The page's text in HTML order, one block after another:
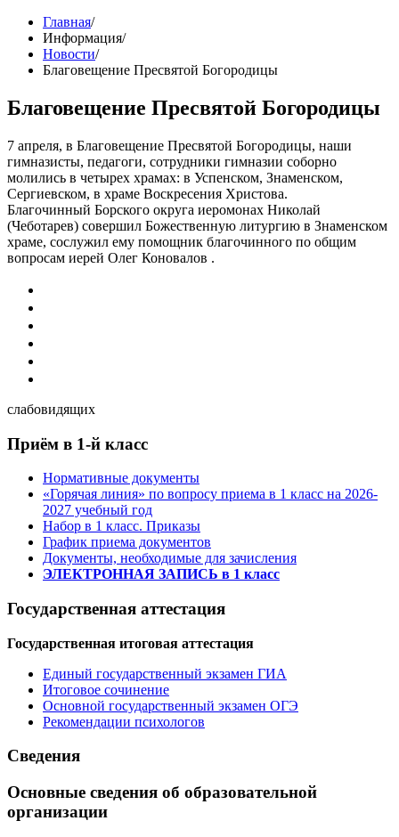
Главная/
Информация/
Новости/
Благовещение Пресвятой Богородицы
Благовещение Пресвятой Богородицы
7 апреля, в Благовещение Пресвятой Богородицы, наши
гимназисты, педагоги, сотрудники гимназии соборно
молились в четырех храмах: в Успенском, Знаменском,
Сергиевском, в храме Воскресения Христова.
Благочинный Борского округа иеромонах Николай
(Чеботарев) совершил Божественную литургию в Знаменском
храме, сослужил ему помощник благочинного по общим
вопросам иерей Олег Коновалов .
слабовидящих
Приём в 1-й класс
Нормативные документы
«Горячая линия» по вопросу приема в 1 класс на 2026-
2027 учебный год
Набор в 1 класс. Приказы
График приема документов
Документы, необходимые для зачисления
ЭЛЕКТРОННАЯ ЗАПИСЬ в 1 класс
Государственная аттестация
Государственная итоговая аттестация
Единый государственный экзамен ГИА
Итоговое сочинение
Основной государственный экзамен ОГЭ
Рекомендации психологов
Сведения
Основные сведения об образовательной
организации